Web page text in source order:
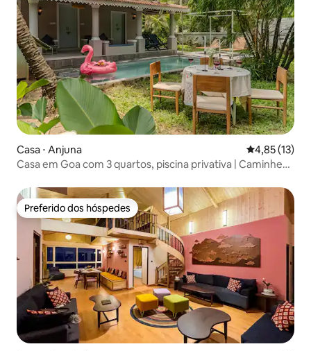
Casa ⋅ Anjuna 4,85 de uma
4,85 (13)
Casa em Goa com 3 quartos, piscina privativa | Caminhe
Preferido dos hóspedes
Preferido dos hóspedes